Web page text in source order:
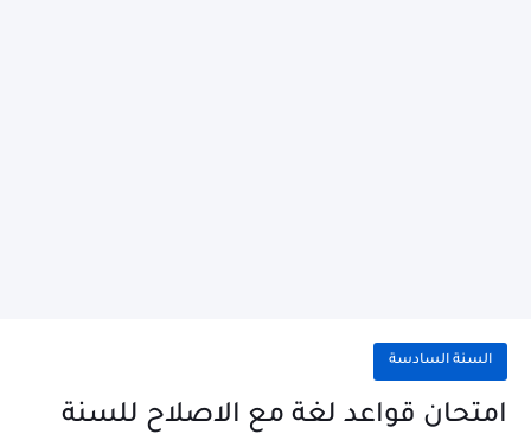
السنة السادسة
امتحان قواعد لغة مع الاصلاح للسنة